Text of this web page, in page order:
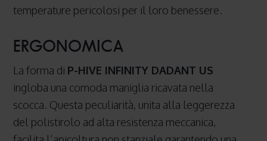
temperature pericolosi per il loro benessere.
ERGONOMICA
La forma di P-HIVE INFINITY DADANT US
ingloba una comoda maniglia ricavata nella
scocca. Questa peculiarità, unita alla leggerezza
del polistirolo ad alta resistenza meccanica,